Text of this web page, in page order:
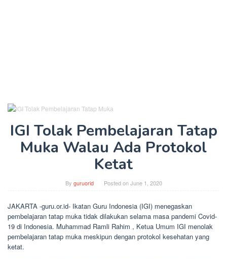
IGI Tolak Pembelajaran Tatap
Muka Walau Ada Protokol
Ketat
By guruorid Posted onJune 1, 2020
JAKARTA -guru.or.id- Ikatan Guru Indonesia (IGI) menegaskan
pembelajaran tatap muka tidak dilakukan selama masa pandemi Covid-
19 di Indonesia. Muhammad Ramli Rahim , Ketua Umum IGI menolak
pembelajaran tatap muka meskipun dengan protokol kesehatan yang
ketat.